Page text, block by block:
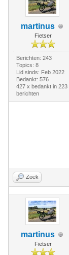
martinus
Fietser
Berichten: 243
Topics: 8
Lid sinds: Feb 2022
Bedankt: 576
427 x bedankt in 223
berichten
Zoek
martinus
Fietser